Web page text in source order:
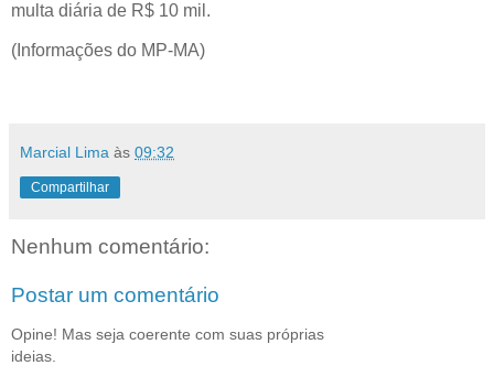
multa diária de R$ 10 mil.
(Informações do MP-MA)
Marcial Lima às 09:32
Compartilhar
Nenhum comentário:
Postar um comentário
Opine! Mas seja coerente com suas próprias
ideias.